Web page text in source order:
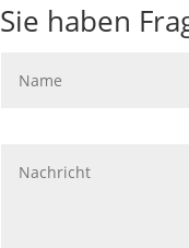
Sie haben